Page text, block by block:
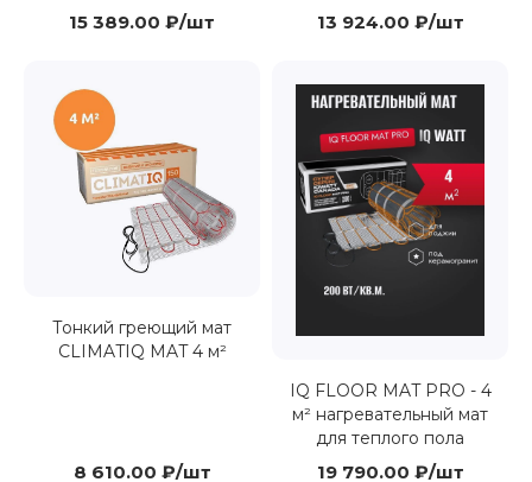
15 389.00 ₽/шт 13 924.00 ₽/шт
Тонкий греющий мат
CLIMATIQ MAT 4 м²
8 610.00 ₽/шт
IQ FLOOR MAT PRO - 4
м² нагревательный мат
для теплого пола
19 790.00 ₽/шт